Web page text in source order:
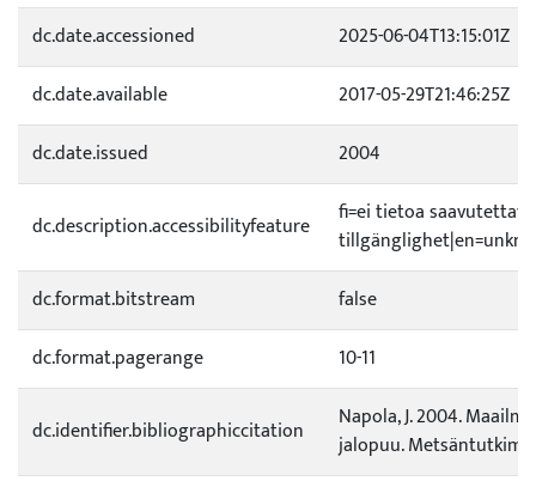
dc.date.accessioned
2025-06-04T13:15:01Z
dc.date.available
2017-05-29T21:46:25Z
dc.date.issued
2004
dc.description.accessibilityfeature
fi=ei tietoa
dc.format.bitstream
false
dc.format.pagerange
10-11
dc.identifier.bibliographiccitation
Napola, J. 2004.
jalopuu.